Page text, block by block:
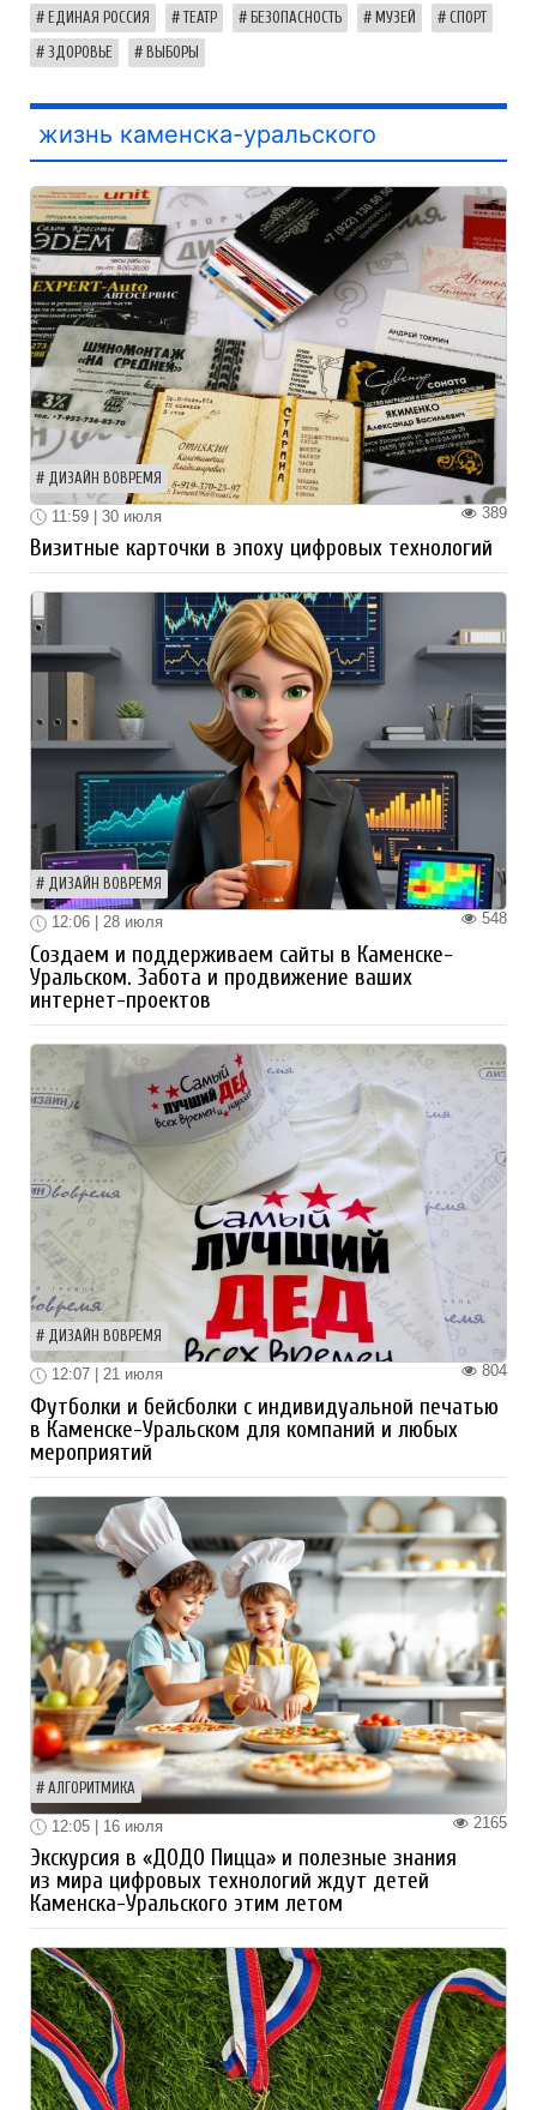
ЕДИНАЯ РОССИЯ ТЕАТР БЕЗОПАСНОСТЬ МУЗЕЙ СПОРТ
ЗДОРОВЬЕ ВЫБОРЫ
жизнь каменска-уральского
ДИЗАЙН ВОВРЕМЯ
389
11:59 | 30 июля
Визитные карточки в эпоху цифровых технологий
ДИЗАЙН ВОВРЕМЯ
548
12:06 | 28 июля
Создаем и поддерживаем сайты в Каменске-
Уральском. Забота и продвижение ваших
интернет-проектов
ДИЗАЙН ВОВРЕМЯ
804
12:07 | 21 июля
Футболки и бейсболки с индивидуальной печатью
в Каменске-Уральском для компаний и любых
мероприятий
АЛГОРИТМИКА
2165
12:05 | 16 июля
Экскурсия в «ДОДО Пицца» и полезные знания
из мира цифровых технологий ждут детей
Каменска-Уральского этим летом